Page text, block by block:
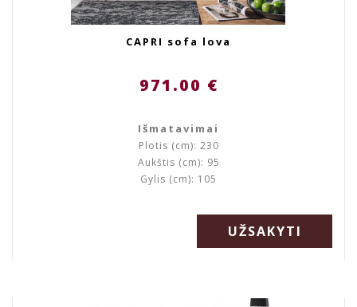
CAPRI sofa lova
971.00 €
Išmatavimai
Plotis (cm): 230
Aukštis (cm): 95
Gylis (cm): 105
UŽSAKYTI